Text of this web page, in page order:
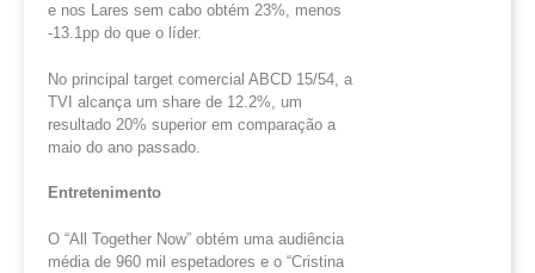
e nos Lares sem cabo obtém 23%, menos
-13.1pp do que o líder.
No principal target comercial ABCD 15/54, a
TVI alcança um share de 12.2%, um
resultado 20% superior em comparação a
maio do ano passado.
Entretenimento
O “All Together Now” obtém uma audiência
média de 960 mil espetadores e o “Cristina